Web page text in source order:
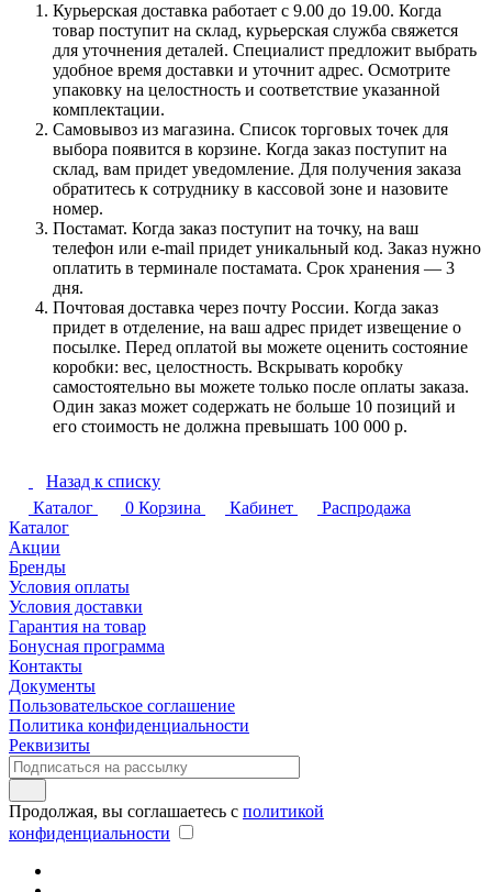
Курьерская доставка работает с 9.00 до 19.00. Когда
товар поступит на склад, курьерская служба свяжется
для уточнения деталей. Специалист предложит выбрать
удобное время доставки и уточнит адрес. Осмотрите
упаковку на целостность и соответствие указанной
комплектации.
Самовывоз из магазина. Список торговых точек для
выбора появится в корзине. Когда заказ поступит на
склад, вам придет уведомление. Для получения заказа
обратитесь к сотруднику в кассовой зоне и назовите
номер.
Постамат. Когда заказ поступит на точку, на ваш
телефон или e-mail придет уникальный код. Заказ нужно
оплатить в терминале постамата. Срок хранения — 3
дня.
Почтовая доставка через почту России. Когда заказ
придет в отделение, на ваш адрес придет извещение о
посылке. Перед оплатой вы можете оценить состояние
коробки: вес, целостность. Вскрывать коробку
самостоятельно вы можете только после оплаты заказа.
Один заказ может содержать не больше 10 позиций и
его стоимость не должна превышать 100 000 р.
Назад к списку
Каталог
0 Корзина Кабинет
Распродажа
Каталог
Акции
Бренды
Условия оплаты
Условия доставки
Гарантия на товар
Бонусная программа
Контакты
Документы
Пользовательское соглашение
Политика конфиденциальности
Реквизиты
Продолжая, вы соглашаетесь с политикой
конфиденциальности